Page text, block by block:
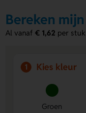
bedrukken op 1st side
eigen ontwerp. Bestel
Opvouwbare Tas
Altijd compact mee
een pouch en
Ruimte voor een
side of 2nd side je
Bereken
Al vanaf€ 1,62 per stuk
1 Kies kleur
Groen